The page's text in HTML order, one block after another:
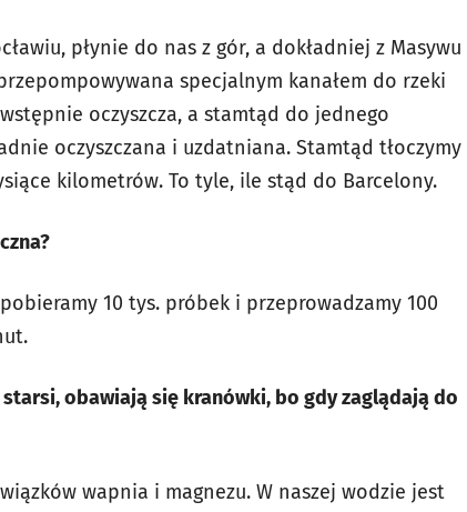
płynie do nas z gór, a dokładniej z Masywu
specjalnym kanałem do rzeki
oczyszcza, a stamtąd do jednego
oczyszczana i uzdatniana. Stamtąd tłoczymy
kilometrów. To tyle, ile stąd do Barcelony.
10 tys. próbek i przeprowadzamy 100
obawiają się kranówki, bo gdy zaglądają do
wapnia i magnezu. W naszej wodzie jest